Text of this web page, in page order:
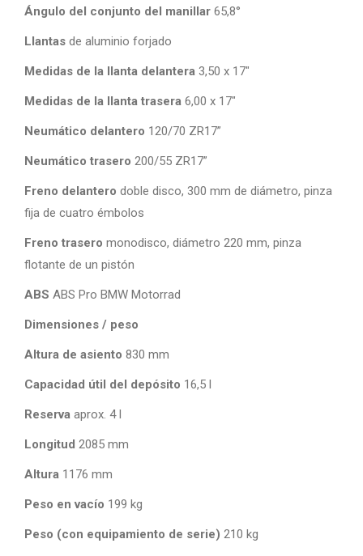
Ángulo del conjunto del manillar 65,8°
Llantas de aluminio forjado
Medidas de la llanta delantera 3,50 x 17″
Medidas de la llanta trasera 6,00 x 17″
Neumático delantero 120/70 ZR17”
Neumático trasero 200/55 ZR17”
Freno delantero doble disco, 300 mm de diámetro, pinza
fija de cuatro émbolos
Freno trasero monodisco, diámetro 220 mm, pinza
flotante de un pistón
ABS ABS Pro BMW Motorrad
Dimensiones / peso
Altura de asiento 830 mm
Capacidad útil del depósito 16,5 l
Reserva aprox. 4 l
Longitud 2085 mm
Altura 1176 mm
Peso en vacío 199 kg
Peso (con equipamiento de serie) 210 kg